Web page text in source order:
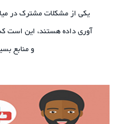
یکی از مشکلات مشترک در
آوری داده هستند، این است
و منابع